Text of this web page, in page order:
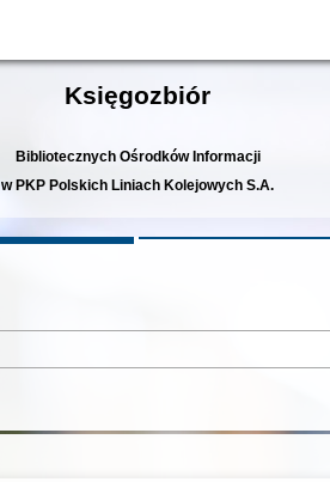
Księgozbiór
Bibliotecznych Ośrodków Informacji
w PKP Polskich Liniach Kolejowych S.A.